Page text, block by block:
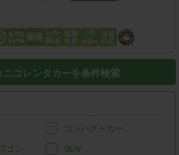
ニコレンタカーを条件検索
コンパクトカー
ゴン・
SUV